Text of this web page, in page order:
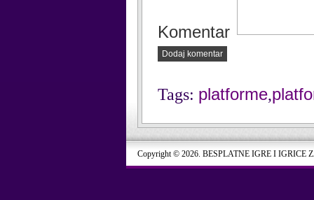
Komentar
Dodaj komentar
Tags: platforme,
Copyright © 2026. BESPLATNE IGRE I IGRICE